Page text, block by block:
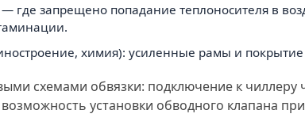
— где запрещено попадание теплоносителя в
химия): усиленные рамы и покрытие
схемами обвязки: подключение к
установки обводного клапана